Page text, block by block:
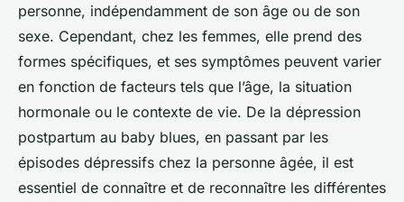
personne, indépendamment de son âge ou de son
sexe. Cependant, chez les femmes, elle prend des
formes spécifiques, et ses symptômes peuvent varier
en fonction de facteurs tels que l’âge, la situation
hormonale ou le contexte de vie. De la dépression
postpartum au baby blues, en passant par les
épisodes dépressifs chez la personne âgée, il est
essentiel de connaître et de reconnaître les différentes